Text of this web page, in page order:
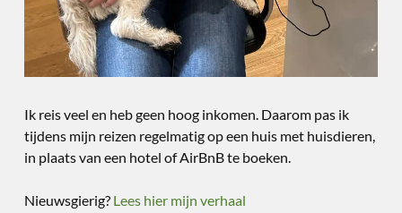
Ik reis veel en heb geen hoog inkomen. Daarom pas ik
tijdens mijn reizen regelmatig op een huis met huisdieren,
in plaats van een hotel of AirBnB te boeken.
Nieuwsgierig? Lees hier mijn verhaal